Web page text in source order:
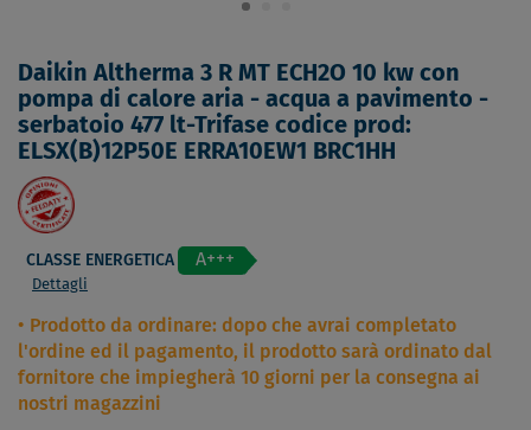
Daikin Altherma 3 R MT ECH2O 10 kw con
pompa di calore aria - acqua a pavimento -
serbatoio 477 lt-Trifase codice prod:
ELSX(B)12P50E ERRA10EW1 BRC1HH
CLASSE ENERGETICA A+++
Dettagli
Prodotto da ordinare: dopo che avrai completato
l'ordine ed il pagamento, il prodotto sarà ordinato dal
fornitore che impiegherà 10 giorni per la consegna ai
nostri magazzini